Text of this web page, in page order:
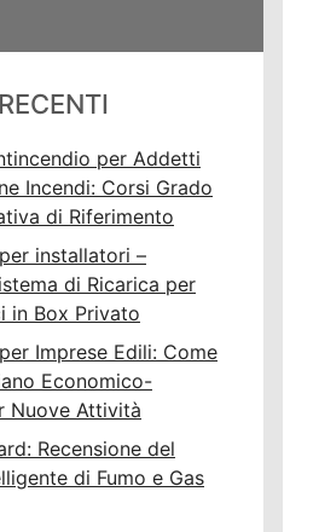
per Addetti
Incendi: Corsi Grado
di Riferimento
installatori –
di Ricarica per
in Box Privato
Imprese Edili: Come
Economico-
Nuove Attività
Recensione del
di Fumo e Gas